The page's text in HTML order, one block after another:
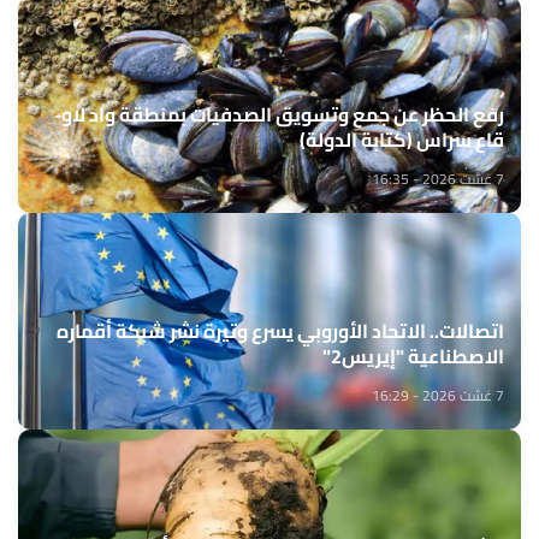
رفع الحظر عن جمع وتسويق الصدفيات بمنطقة واد لاو-
قاع سراس (كتابة الدولة)
7 غشت 2026 - 16:35
اتصالات.. الاتحاد الأوروبي يسرع وتيرة نشر شبكة أقماره
الاصطناعية "إيريس2"
7 غشت 2026 - 16:29